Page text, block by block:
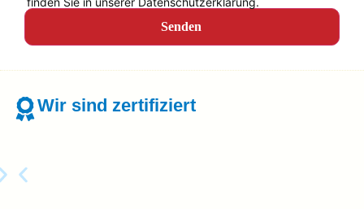
Senden
Wir sind zertifiziert